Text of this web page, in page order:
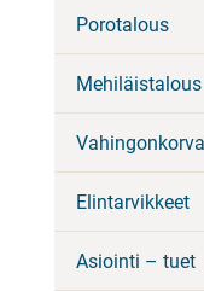
Porotalous
Mehiläistalous
Elintarvikkeet
Asiointi – tuet